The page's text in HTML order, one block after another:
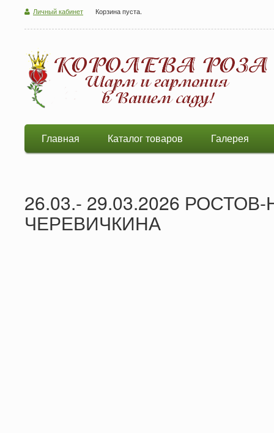
Личный кабинет Корзина пуста.
Главная Каталог товаров Галерея
26.03.- 29.03.2026
ЧЕРЕВИЧКИНА